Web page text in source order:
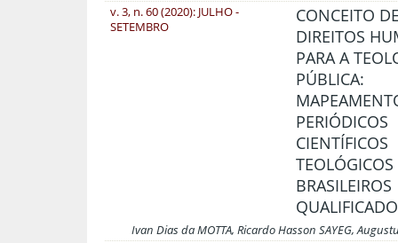
v. 3, n. 60 (2020): JULHO -
SETEMBRO
CONCEITO
DIREITOS
PARA A
PÚBLICA:
PERIÓDICOS
CIENTÍFICOS
TEOLÓGICOS
BRASILEIROS
Ivan Dias da MOTTA, Ricardo Hasson SAYEG,